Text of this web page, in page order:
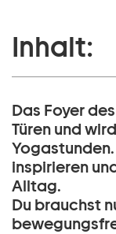
Inhalt:
Das Foyer
Türen und
inspirieren
Alltag.
Du brauchst